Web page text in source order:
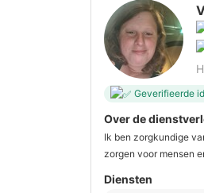
Geverifieerde
Over de
Ik ben zorgkundige
zorgen voor mensen
Diensten